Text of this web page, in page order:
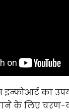
इन्फोआर्ट का
के लिए चरण-